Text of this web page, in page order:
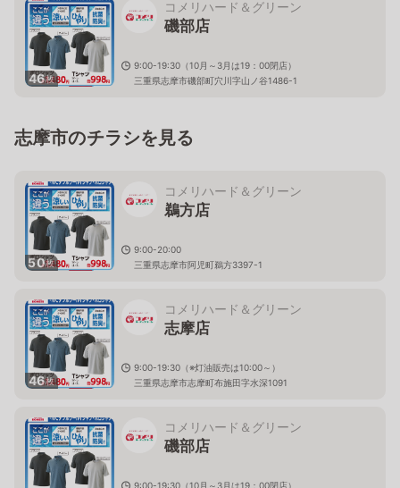
46枚
コメリハード＆グリーン
磯部店
9:00-19:30（10月～3月は19：00閉店）
三重県志摩市磯部町穴川字山ノ谷1486-1
志摩市のチラシを見る
50枚
コメリハード＆グリーン
鵜方店
9:00-20:00
三重県志摩市阿児町鵜方3397-1
46枚
コメリハード＆グリーン
志摩店
9:00-19:30（※灯油販売は10:00～）
三重県志摩市志摩町布施田字水深1091
コメリハード＆グリーン
磯部店
9:00-19:30（10月～3月は19：00閉店）